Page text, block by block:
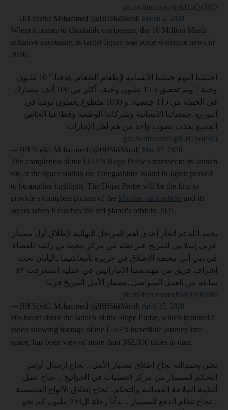
pic.twitter.com/pgkHuQr38Q
— HH Sheikh Mohammed (@HHShkMohd) March 2, 2020
When it comes to charitable campaigns, the 10 Million Meals
initiative exceeding its target figure was some welcome news in
2020.
اختتمنا اليوم حملتنا الانسانية لإطعام الطعام. هدفنا " 10 مليون
وجبة " وتم تحقيق 15.3 مليون وجبة.. أكثر من 100 ألف مشارك
في الحملة من 115 جنسية..و 1000 متطوع يعملون يوميا في
التوزيع..جمعياتنا الانسانية وشركاتنا الوطنية وقطاعنا الخاص
الجميع تحدث بصوت واحد من هم أهل الإمارات
pic.twitter.com/gsLB7yoPR6
— HH Sheikh Mohammed (@HHShkMohd) May 15, 2020
The completion of the UAE's Hope Probe's transfer to its launch
site at the space station on Tanegashima Island in Japan proved
to be another highlight. The Hope Probe will be the first to
provide a complete picture of the Martian atmosphere and its
layers when it reaches the red planet's orbit in 2021.
بحمد الله تم انجاز إحدى أهم المراحل النهائية لإطلاق أول مسبار
عربي إسلامي للمريخ عبر نقله من مركز محمد بن راشد للفضاء
في دبي إلى محطة الإطلاق في جزيرة تانيغاشيما باليابان تحت
إشراف فريق من مهندسينا الإماراتيين في عملية استغرقت ٨٣
ساعة من العمل المتواصل..مسبار الأمل للمريخ قريبا
pic.twitter.com/qbSlyPxMhM
— HH Sheikh Mohammed (@HHShkMohd) April 25, 2020
His tweet about the launch of the Hope Probe, which featured a
video showing footage of the UAE's incredible journey into
space, has been viewed more than 362,000 times to date.
نعلن بحمدالله نجاح إطلاق مسبار الأمل .. نجاح إرسال أوامر
التحكم للمسبار من مركز العمليات في الخوانيج .. نجاح عمل
أنظمة الملاحة الفضائية والتحكم.. نجاح إطلاق الألواح الشمسية
.. نجاح نظام الدفع للمسبار .. بدأنا رحلة ال493 مليون كم نحو